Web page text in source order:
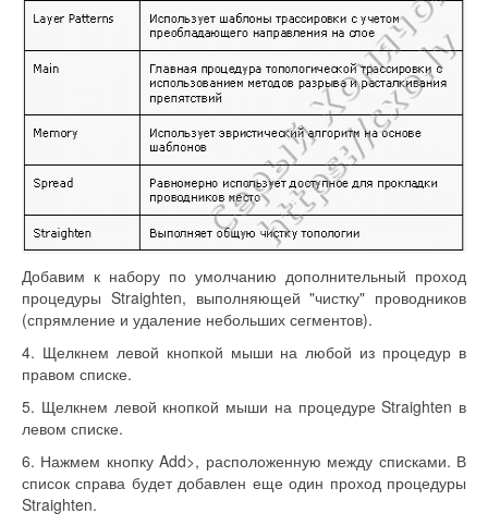
Добавим к набору по умолчанию дополнительный проход
процедуры Straighten, выполняющей "чистку" проводников
(спрямление и удаление небольших сегментов).
4. Щелкнем левой кнопкой мыши на любой из процедур в
правом списке.
5. Щелкнем левой кнопкой мыши на процедуре Straighten в
левом списке.
6. Нажмем кнопку Add>, расположенную между списками. В
список справа будет добавлен еще один проход процедуры
Straighten.